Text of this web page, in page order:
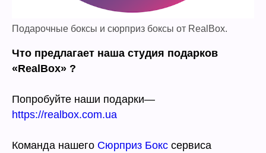
Подарочные боксы и сюрприз боксы от RealBox.
Что предлагает наша студия подарков
«RealBox» ?
Попробуйте наши подарки—
https://realbox.com.ua
Команда нашего Сюрприз Бокс сервиса